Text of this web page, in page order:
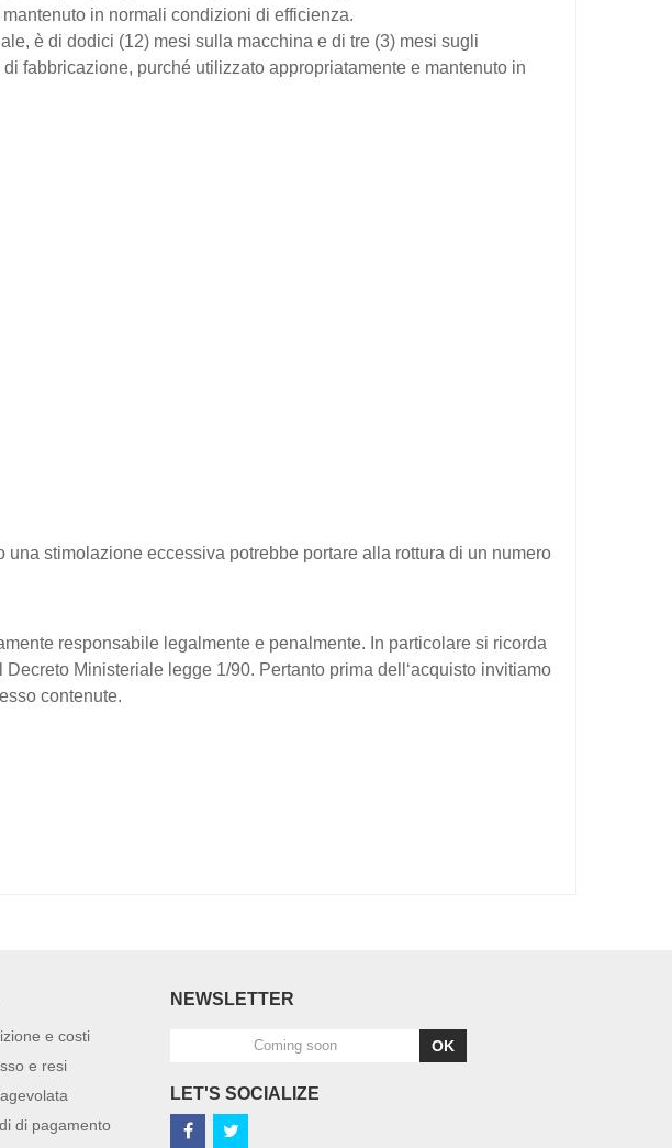
in normali condizioni di efficienza.
è di dodici (12) mesi sulla macchina e di tre (3) mesi sugli
fabbricazione, purché utilizzato appropriatamente e mantenuto in
stimolazione eccessiva potrebbe portare alla rottura di un numero
responsabile legalmente e penalmente. In particolare si ricorda
Ministeriale legge 1/90. Pertanto prima dell‘acquisto invitiamo
contenute.
e costi
e resi
di pagamento
NEWSLETTER
OK
LET'S SOCIALIZE